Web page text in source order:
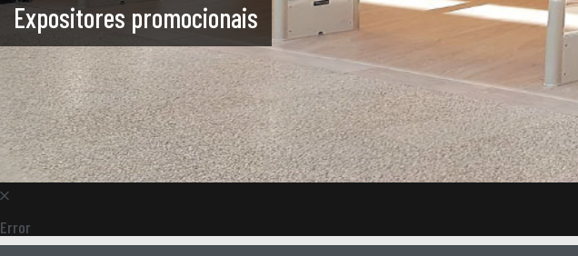
Expositores promocionais
Error